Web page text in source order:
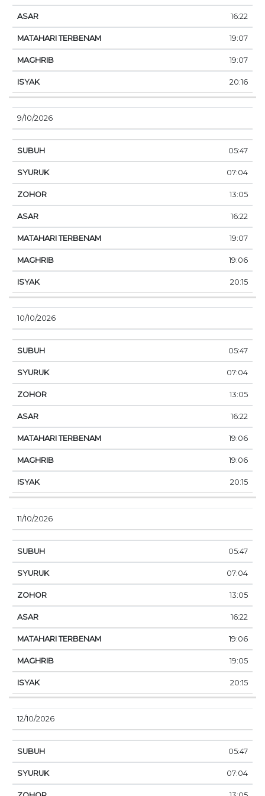
16:22
19:07
19:07
20:16
9/10/2026
05:47
07:04
13:05
16:22
19:07
19:06
20:15
10/10/2026
05:47
07:04
13:05
16:22
19:06
19:06
20:15
11/10/2026
05:47
07:04
13:05
16:22
19:06
19:05
20:15
12/10/2026
05:47
07:04